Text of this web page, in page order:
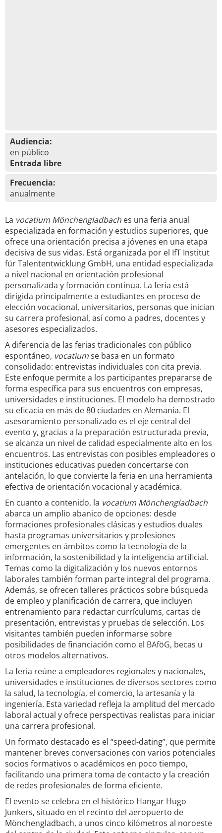
Audiencia:
en público
Entrada libre
Frecuencia:
anualmente
La vocatium Mönchengladbach es una feria anual
especializada en formación y estudios superiores, que
ofrece una orientación precisa a jóvenes en una etapa
decisiva de sus vidas. Está organizada por el IfT Institut
für Talententwicklung GmbH, una entidad especializada
a nivel nacional en orientación profesional
personalizada y formación continua. La feria está
dirigida principalmente a estudiantes en proceso de
elección vocacional, universitarios, personas que inician
su carrera profesional, así como a padres, docentes y
asesores especializados.
A diferencia de las ferias tradicionales con público
espontáneo, vocatiumse basa en un formato
consolidado: entrevistas individuales con cita previa.
Este enfoque permite a los participantes prepararse de
forma específica para sus encuentros con empresas,
universidades e instituciones. El modelo ha demostrado
su eficacia en más de 80 ciudades en Alemania. El
asesoramiento personalizado es el eje central del
evento y, gracias a la preparación estructurada previa,
se alcanza un nivel de calidad especialmente alto en los
encuentros. Las entrevistas con posibles empleadores o
instituciones educativas pueden concertarse con
antelación, lo que convierte la feria en una herramienta
efectiva de orientación vocacional y académica.
En cuanto a contenido, la vocatium Mönchengladbach
abarca un amplio abanico de opciones: desde
formaciones profesionales clásicas y estudios duales
hasta programas universitarios y profesiones
emergentes en ámbitos como la tecnología de la
información, la sostenibilidad y la inteligencia artificial.
Temas como la digitalización y los nuevos entornos
laborales también forman parte integral del programa.
Además, se ofrecen talleres prácticos sobre búsqueda
de empleo y planificación de carrera, que incluyen
entrenamiento para redactar currículums, cartas de
presentación, entrevistas y pruebas de selección. Los
visitantes también pueden informarse sobre
posibilidades de financiación como el BAföG, becas u
otros modelos alternativos.
La feria reúne a empleadores regionales y nacionales,
universidades e instituciones de diversos sectores como
la salud, la tecnología, el comercio, la artesanía y la
ingeniería. Esta variedad refleja la amplitud del mercado
laboral actual y ofrece perspectivas realistas para iniciar
una carrera profesional.
Un formato destacado es el “speed-dating”, que permite
mantener breves conversaciones con varios potenciales
socios formativos o académicos en poco tiempo,
facilitando una primera toma de contacto y la creación
de redes profesionales de forma eficiente.
El evento se celebra en el histórico Hangar Hugo
Junkers, situado en el recinto del aeropuerto de
Mönchengladbach, a unos cinco kilómetros al noroeste